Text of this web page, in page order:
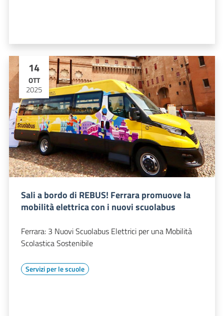
14
OTT
2025
Sali a bordo di REBUS! Ferrara promuove la
mobilità elettrica con i nuovi scuolabus
Ferrara: 3 Nuovi Scuolabus Elettrici per una Mobilità
Scolastica Sostenibile
Servizi per le scuole